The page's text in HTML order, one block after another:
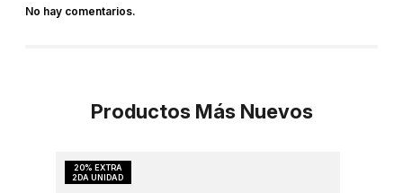
No hay comentarios.
Productos Más Nuevos